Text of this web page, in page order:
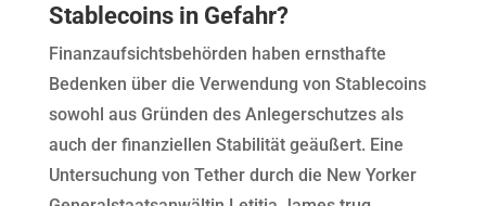
Stablecoins in Gefahr?
Finanzaufsichtsbehörden haben ernsthafte
Bedenken über die Verwendung von Stablecoins
sowohl aus Gründen des Anlegerschutzes als
auch der finanziellen Stabilität geäußert. Eine
Untersuchung von Tether durch die New Yorker